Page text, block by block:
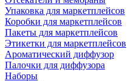
Упаковка для маркетплейсов
Коробки для маркетплейсов
Пакеты для маркетплейсов
Этикетки для маркетплейсов
Ароматический диффузор
Палочки для диффузора
Наборы